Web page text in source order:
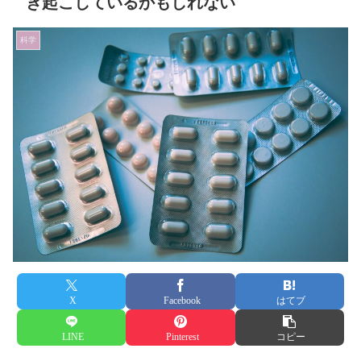
科学
X Facebook はてブ
LINE Pinterest コピー